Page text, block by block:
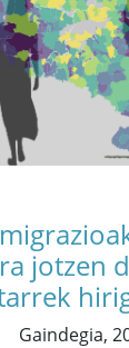
jotzen
Gaindegia,